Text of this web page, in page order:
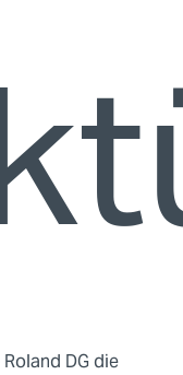
DG die